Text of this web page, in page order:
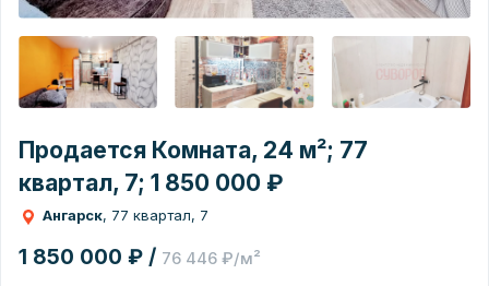
Продается Комната, 24 м²; 77
квартал, 7; 1 850 000 ₽
Ангарск, 77 квартал, 7
1 850 000 ₽ / 76 446 ₽/м²